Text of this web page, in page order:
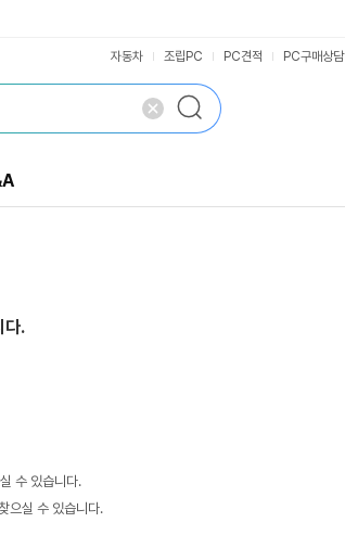
자동차 조립PC PC견적 PC구매상담
다.
수 있습니다.
으실 수 있습니다.